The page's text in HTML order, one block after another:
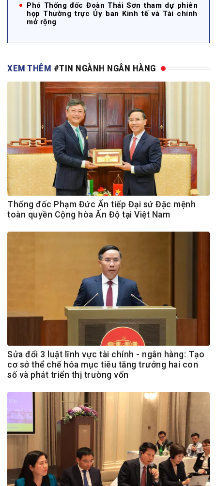
Phó Thống đốc Đoàn Thái Sơn tham dự phiên
họp Thường trực Ủy ban Kinh tế và Tài chính
mở rộng
XEM THÊM #TIN NGÀNH NGÂN HÀNG
Thống đốc Phạm Đức Ấn tiếp Đại sứ Đặc mệnh
toàn quyền Cộng hòa Ấn Độ tại Việt Nam
Sửa đổi 3 luật lĩnh vực tài chính - ngân hàng: Tạo
cơ sở thể chế hóa mục tiêu tăng trưởng hai con
số và phát triển thị trường vốn